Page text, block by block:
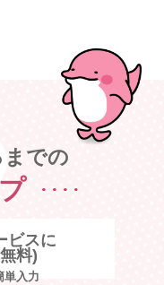
での
ビスに
料)
単入力